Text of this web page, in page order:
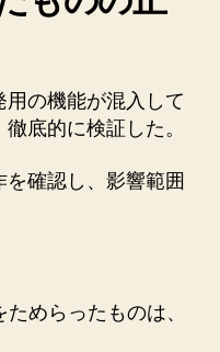
の機能が混入して
底的に検証した。
確認し、影響範囲
めらったものは、